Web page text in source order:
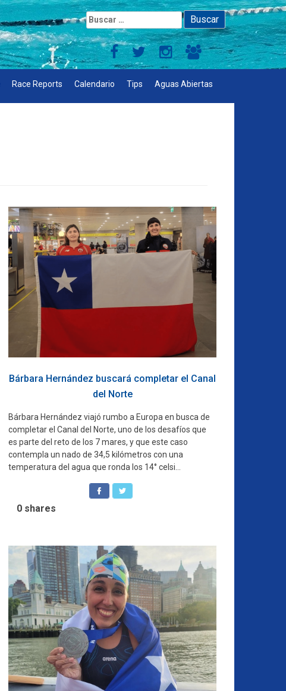
Buscar:
Race Reports Calendario Tips Aguas Abiertas
Bárbara Hernández buscará completar el Canal
del Norte
Bárbara Hernández viajó rumbo a Europa en busca de
completar el Canal del Norte, uno de los desafíos que
es parte del reto de los 7 mares, y que este caso
contempla un nado de 34,5 kilómetros con una
temperatura del agua que ronda los 14° celsi...
0 shares